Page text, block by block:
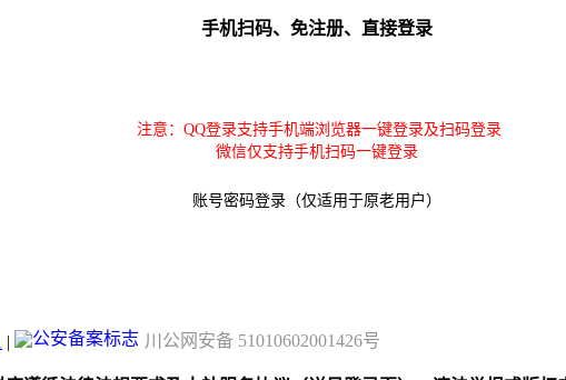
手机扫码、免注册、直接登录
注意：QQ登录支持手机端浏览器一键登录及扫码登录
微信仅支持手机扫码一键登录
账号密码登录（仅适用于原老用户）
| 川公网安备 51010602001426号